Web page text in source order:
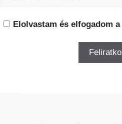
Elolvastam és elfogadom a